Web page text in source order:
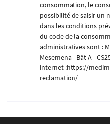
consommation, le
possibilité de saisir un
dans les conditions
du code de la
administratives sont :
Mesemena - Bât A -
internet :https://
reclamation/